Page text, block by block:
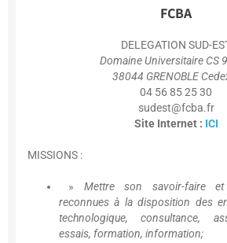
FCBA
DELEGATION SUD-
Domaine Universitaire CS
38044 GRENOBLE
04 56 85 25 30
sudest@fcba.fr
Site Internet : ICI
MISSIONS :
» Mettre son savoir-faire
reconnues à la disposition des
technologique, consultance,
essais, formation, information;